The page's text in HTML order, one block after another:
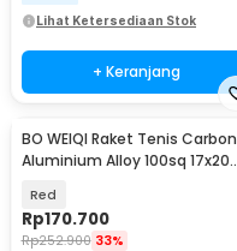
Lihat Ketersediaan Stok
+ Keranjang
BO WEIQI Raket Tenis Carbon
Aluminium Alloy 100sq 17x20
Red
Rp170.700
Rp252.900 33%